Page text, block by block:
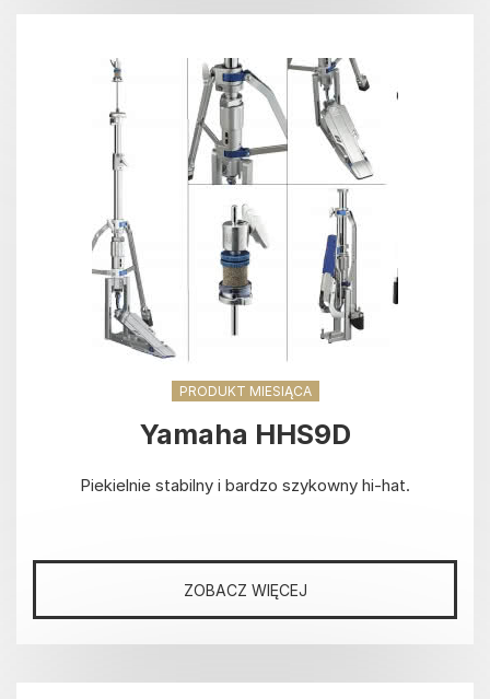
PRODUKT MIESIĄCA
Yamaha HHS9D
Piekielnie stabilny i bardzo szykowny hi-hat.
ZOBACZ WIĘCEJ